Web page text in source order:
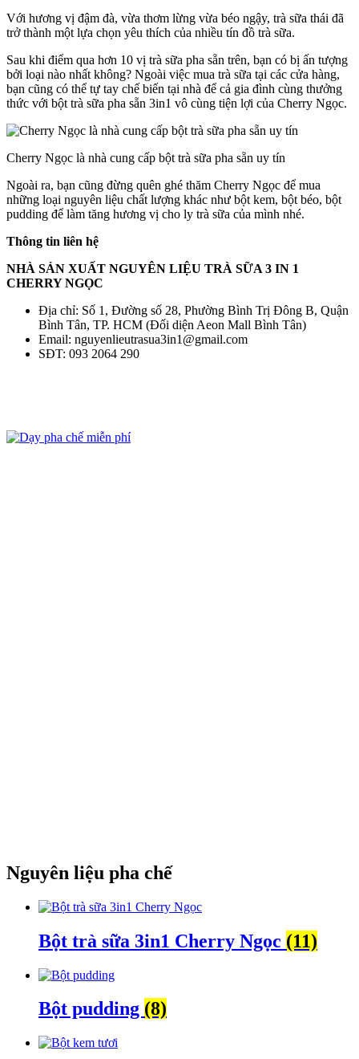
Với hương vị đậm đà, vừa thơm lừng vừa béo ngậy, trà sữa thái đã
trở thành một lựa chọn yêu thích của nhiều tín đồ trà sữa.
Sau khi điểm qua hơn 10 vị trà sữa pha sẵn trên, bạn có bị ấn tượng
bởi loại nào nhất không? Ngoài việc mua trà sữa tại các cửa hàng,
bạn cũng có thể tự tay chế biến tại nhà để cả gia đình cùng thưởng
thức với bột trà sữa pha sẵn 3in1 vô cùng tiện lợi của Cherry Ngọc.
Cherry Ngọc là nhà cung cấp bột trà sữa pha sẵn uy tín
Ngoài ra, bạn cũng đừng quên ghé thăm Cherry Ngọc để mua
những loại nguyên liệu chất lượng khác như bột kem, bột béo, bột
pudding để làm tăng hương vị cho ly trà sữa của mình nhé.
Thông tin liên hệ
NHÀ SẢN XUẤT NGUYÊN LIỆU TRÀ SỮA 3 IN 1
CHERRY NGỌC
Địa chỉ: Số 1, Đường số 28, Phường Bình Trị Đông B, Quận
Bình Tân, TP. HCM (Đối diện Aeon Mall Bình Tân)
Email: nguyenlieutrasua3in1@gmail.com
SĐT: 093 2064 290
Nguyên liệu pha chế
Bột trà sữa 3in1 Cherry Ngọc (11)
Bột pudding (8)